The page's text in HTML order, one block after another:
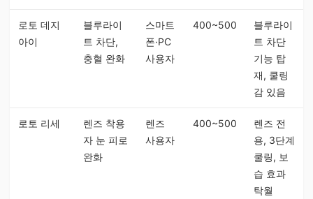
로토 데지
아이
블루라이
트 차단,
충혈 완화
스마트
폰·PC
사용자
400~500
블루라이
트 차단
기능 탑
재, 쿨링
감 있음
로토 리세
렌즈 착용
자 눈 피로
완화
렌즈
사용자
400~500
렌즈 전
용, 3단계
쿨링, 보
습 효과
탁월